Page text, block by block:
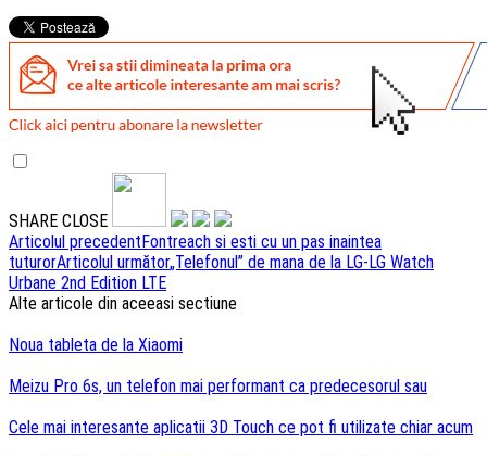
SHARE CLOSE
Navigare
articole
Articolul precedentFontreach si esti cu un pas inaintea
tuturorArticolul următor„Telefonul” de mana de la LG-LG Watch
Urbane 2nd Edition LTE
Alte articole din aceeasi sectiune
Noua tableta de la Xiaomi
Meizu Pro 6s, un telefon mai performant ca predecesorul sau
Cele mai interesante aplicatii 3D Touch ce pot fi utilizate chiar acum